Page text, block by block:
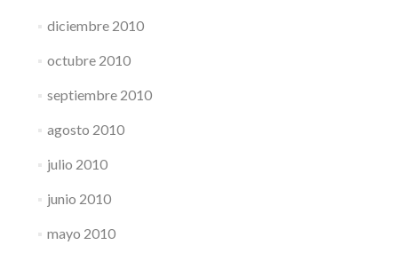
diciembre 2010
octubre 2010
septiembre 2010
agosto 2010
julio 2010
junio 2010
mayo 2010